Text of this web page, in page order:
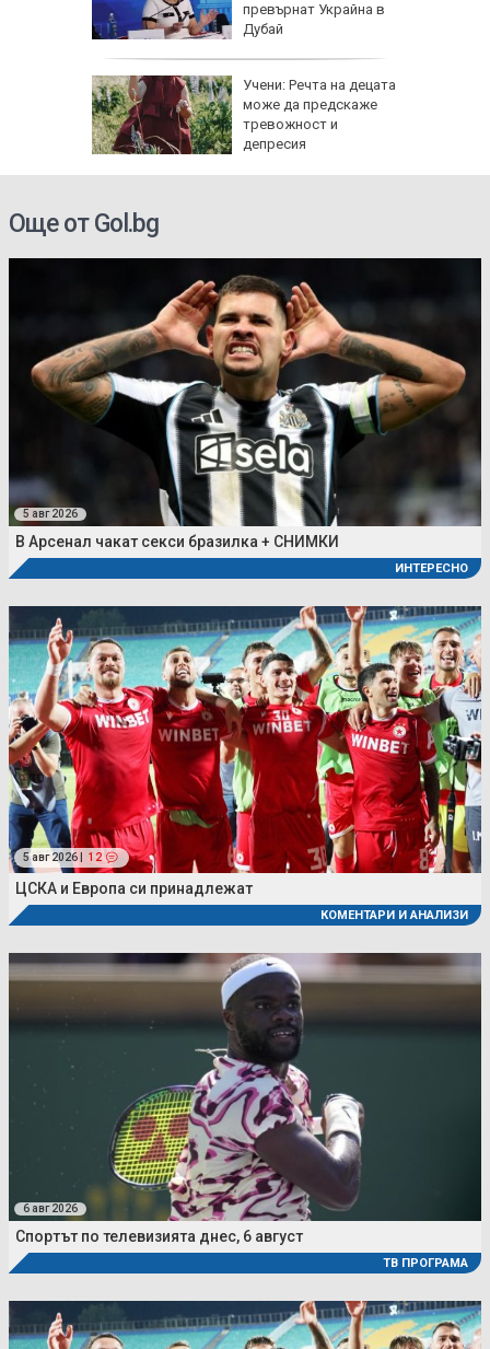
превърнат Украйна в
Дубай
Учени: Речта на децата
може да предскаже
тревожност и
депресия
Още от Gol.bg
5 авг 2026
В Арсенал чакат секси бразилка + СНИМКИ
ИНТЕРЕСНО
5 авг 2026 | 12
ЦСКА и Европа си принадлежат
КОМЕНТАРИ И АНАЛИЗИ
6 авг 2026
Спортът по телевизията днес, 6 август
ТВ ПРОГРАМА